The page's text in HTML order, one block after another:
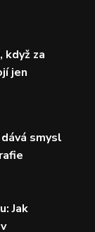
když za
jen
smysl
Jak